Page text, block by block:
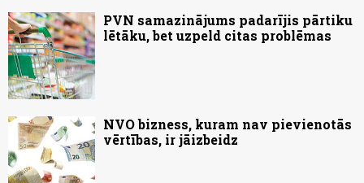
PVN samazinājums padarījis pārtiku
lētāku, bet uzpeld citas problēmas
NVO bizness, kuram nav pievienotās
vērtības, ir jāizbeidz